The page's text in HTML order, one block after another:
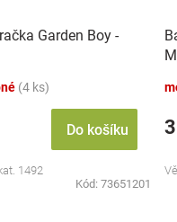
Garden Boy -
(4 ks)
Do košíku
1492
Kód: 73651201